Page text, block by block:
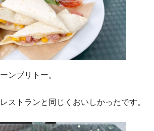
ンブリトー。
ストランと同じくおいしかったです。